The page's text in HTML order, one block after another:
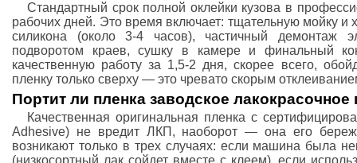
Стандартный срок полной оклейки кузова в
рабочих дней. Это время включает: тщательную мойку и
силикона (около 3-4 часов), частичный демонтаж
подворотом краев, сушку в камере и финальный
качественную работу за 1,5-2 дня, скорее всего,
пленку только сверху — это чревато скорым
Портит ли пленка заводское
Качественная оригинальная пленка с
Adhesive) не вредит ЛКП, наоборот — она его
возникают только в трех случаях: если машина была
(низкосортный лак сойдет вместе с клеем), если